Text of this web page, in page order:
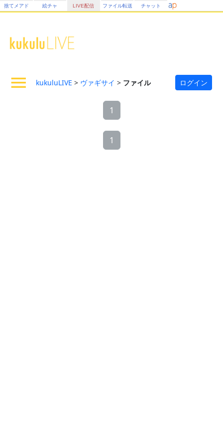
捨てメアド 絵チャ LIVE配信 ファイル転送 チャット
kukuluLIVE > ヴァギサイ > ファイル ログイン
1
1